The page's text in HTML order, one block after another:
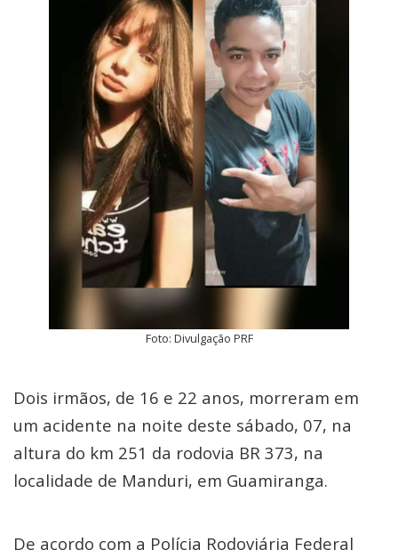
Foto: Divulgação PRF
Dois irmãos, de 16 e 22 anos, morreram em
um acidente na noite deste sábado, 07, na
altura do km 251 da rodovia BR 373, na
localidade de Manduri, em Guamiranga.
De acordo com a Polícia Rodoviária Federal